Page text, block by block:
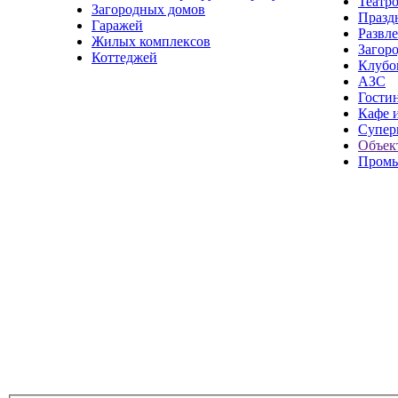
Загородных домов
Гаражей
Жилых комплексов
Коттеджей
АЗС
Кафе